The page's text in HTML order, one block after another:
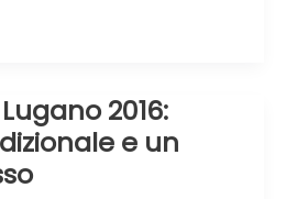
2016:
e un